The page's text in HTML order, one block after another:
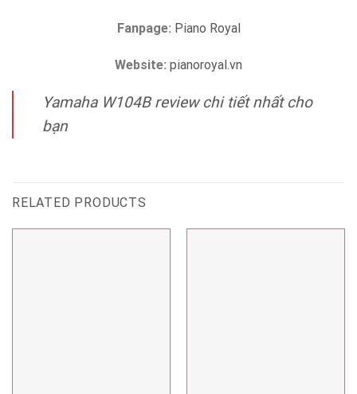
Fanpage: Piano Royal
Website: pianoroyal.vn
Yamaha W104B review chi tiết nhất cho
bạn
RELATED PRODUCTS